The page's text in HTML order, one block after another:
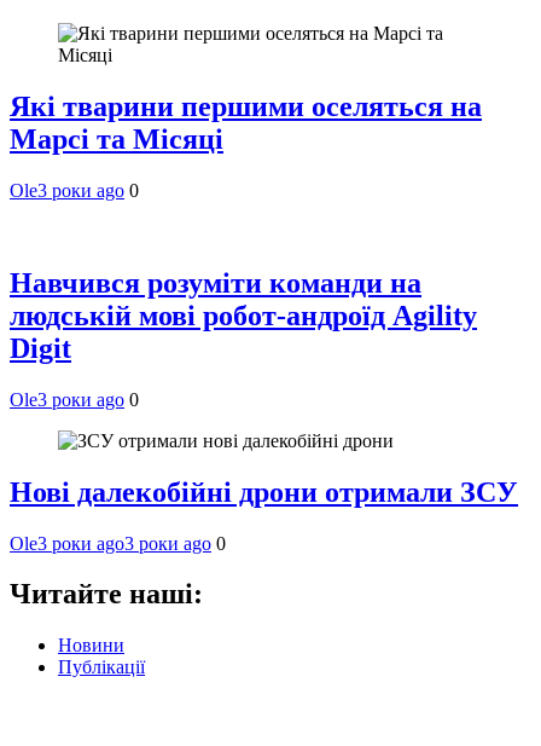
Які тварини першими оселяться на
Марсі та Місяці
Ole3 роки ago 0
Навчився розуміти команди на
людській мові робот-андроїд Agility
Digit
Ole3 роки ago 0
Нові далекобійні дрони отримали ЗСУ
Ole3 роки ago3 роки ago 0
Читайте наші:
Новини
Публікації